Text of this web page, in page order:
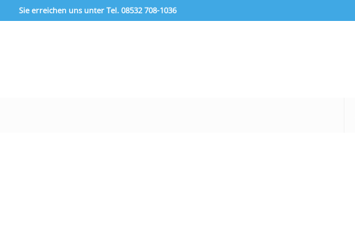
Sie erreichen uns unter Tel. 08532 708-1036